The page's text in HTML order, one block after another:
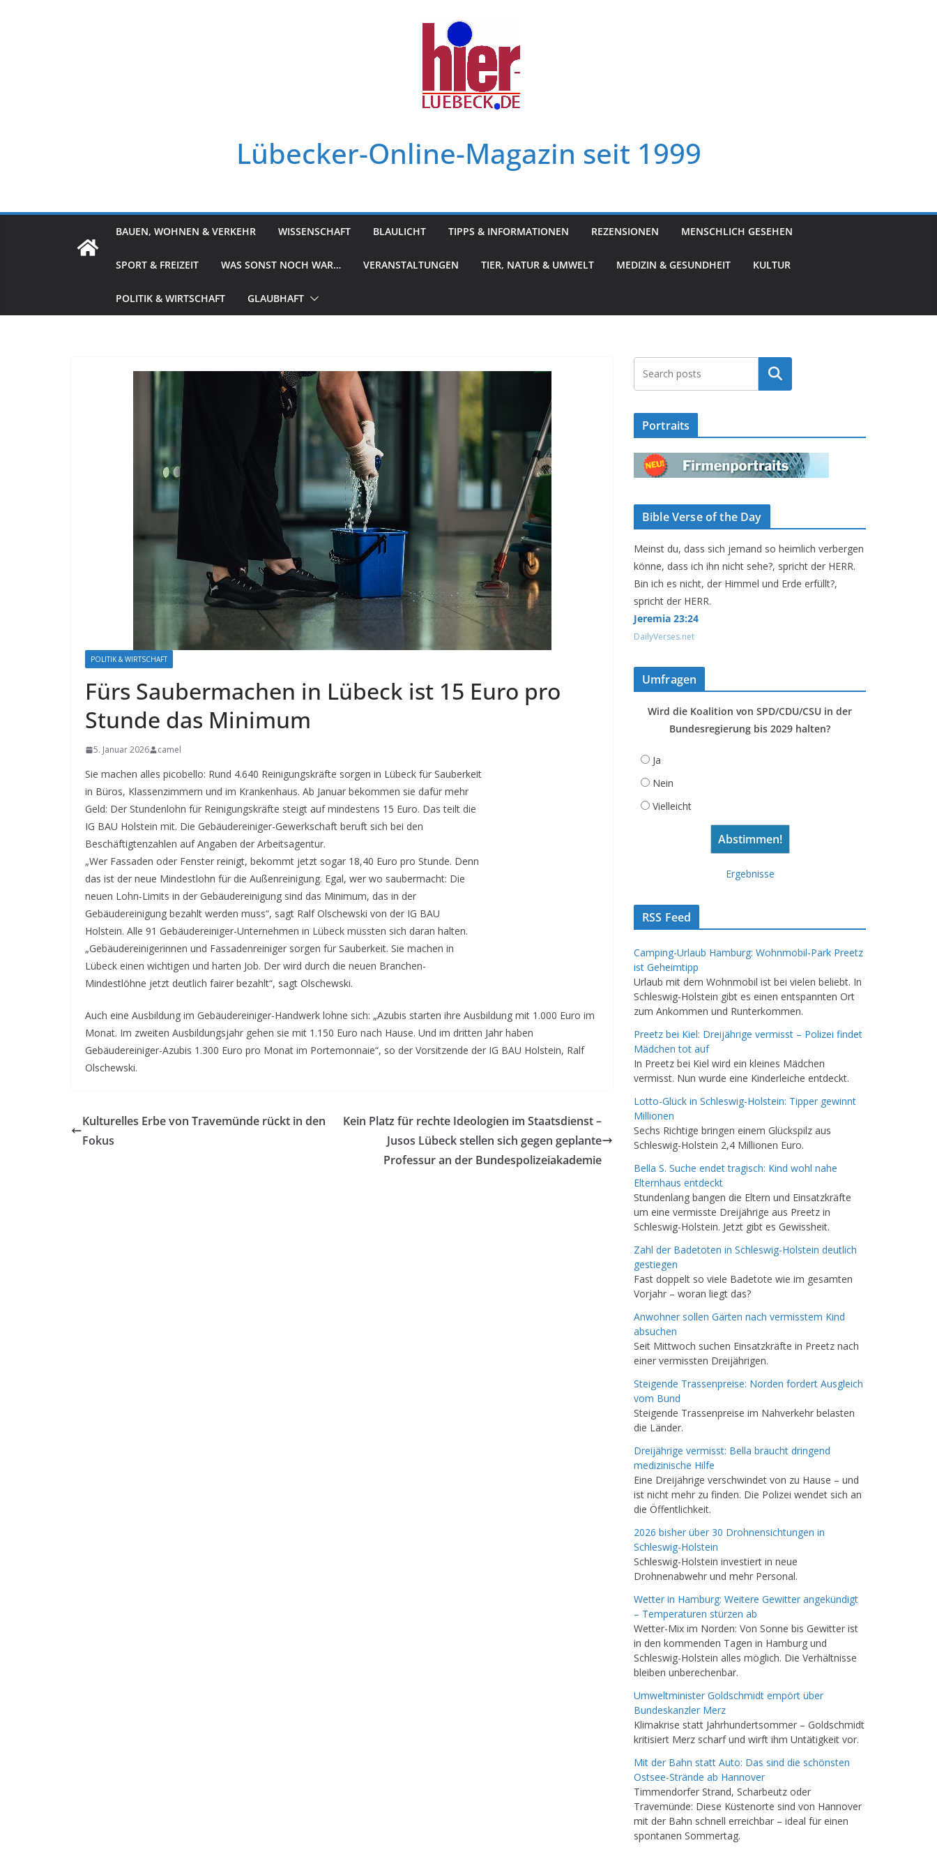
Lübecker-Online-Magazin seit 1999
BAUEN, WOHNEN & VERKEHR WISSENSCHAFT BLAULICHT TIPPS & INFORMATIONEN REZENSIONEN MENSCHLICH GESEHEN
SPORT & FREIZEIT WAS SONST NOCH WAR… VERANSTALTUNGEN TIER, NATUR & UMWELT MEDIZIN & GESUNDHEIT KULTUR
POLITIK & WIRTSCHAFT GLAUBHAFT
POLITIK & WIRTSCHAFT
Fürs Saubermachen in Lübeck ist 15 Euro pro
Stunde das Minimum
5. Januar 2026 camel
Sie machen alles picobello: Rund 4.640 Reinigungskräfte sorgen in Lübeck für Sauberkeit
in Büros, Klassenzimmern und im Krankenhaus. Ab Januar bekommen sie dafür mehr
Geld: Der Stundenlohn für Reinigungskräfte steigt auf mindestens 15 Euro. Das teilt die
IG BAU Holstein mit. Die Gebäudereiniger-Gewerkschaft beruft sich bei den
Beschäftigtenzahlen auf Angaben der Arbeitsagentur.
„Wer Fassaden oder Fenster reinigt, bekommt jetzt sogar 18,40 Euro pro Stunde. Denn
das ist der neue Mindestlohn für die Außenreinigung. Egal, wer wo saubermacht: Die
neuen Lohn-Limits in der Gebäudereinigung sind das Minimum, das in der
Gebäudereinigung bezahlt werden muss“, sagt Ralf Olschewski von der IG BAU
Holstein. Alle 91 Gebäudereiniger-Unternehmen in Lübeck müssten sich daran halten.
„Gebäudereinigerinnen und Fassadenreiniger sorgen für Sauberkeit. Sie machen in
Lübeck einen wichtigen und harten Job. Der wird durch die neuen Branchen-
Mindestlöhne jetzt deutlich fairer bezahlt“, sagt Olschewski.
Auch eine Ausbildung im Gebäudereiniger-Handwerk lohne sich: „Azubis starten ihre Ausbildung mit 1.000 Euro im
Monat. Im zweiten Ausbildungsjahr gehen sie mit 1.150 Euro nach Hause. Und im dritten Jahr haben
Gebäudereiniger-Azubis 1.300 Euro pro Monat im Portemonnaie“, so der Vorsitzende der IG BAU Holstein, Ralf
Olschewski.
Kulturelles Erbe von Travemünde rückt in den
Fokus
Kein Platz für rechte Ideologien im Staatsdienst –
Jusos Lübeck stellen sich gegen geplante
Professur an der Bundespolizeiakademie
Suchen
Portraits
Bible Verse of the Day
Meinst du, dass sich jemand so heimlich verbergen
könne, dass ich ihn nicht sehe?, spricht der HERR.
Bin ich es nicht, der Himmel und Erde erfüllt?,
spricht der HERR.
Jeremia 23:24
DailyVerses.net
Umfragen
Wird die Koalition von SPD/CDU/CSU in der
Bundesregierung bis 2029 halten?
Ja
Nein
Vielleicht
Ergebnisse
RSS Feed
Camping-Urlaub Hamburg: Wohnmobil-Park Preetz
ist Geheimtipp
Urlaub mit dem Wohnmobil ist bei vielen beliebt. In
Schleswig-Holstein gibt es einen entspannten Ort
zum Ankommen und Runterkommen.
Preetz bei Kiel: Dreijährige vermisst – Polizei findet
Mädchen tot auf
In Preetz bei Kiel wird ein kleines Mädchen
vermisst. Nun wurde eine Kinderleiche entdeckt.
Lotto-Glück in Schleswig-Holstein: Tipper gewinnt
Millionen
Sechs Richtige bringen einem Glückspilz aus
Schleswig-Holstein 2,4 Millionen Euro.
Bella S. Suche endet tragisch: Kind wohl nahe
Elternhaus entdeckt
Stundenlang bangen die Eltern und Einsatzkräfte
um eine vermisste Dreijährige aus Preetz in
Schleswig-Holstein. Jetzt gibt es Gewissheit.
Zahl der Badetoten in Schleswig-Holstein deutlich
gestiegen
Fast doppelt so viele Badetote wie im gesamten
Vorjahr – woran liegt das?
Anwohner sollen Gärten nach vermisstem Kind
absuchen
Seit Mittwoch suchen Einsatzkräfte in Preetz nach
einer vermissten Dreijährigen.
Steigende Trassenpreise: Norden fordert Ausgleich
vom Bund
Steigende Trassenpreise im Nahverkehr belasten
die Länder.
Dreijährige vermisst: Bella braucht dringend
medizinische Hilfe
Eine Dreijährige verschwindet von zu Hause – und
ist nicht mehr zu finden. Die Polizei wendet sich an
die Öffentlichkeit.
2026 bisher über 30 Drohnensichtungen in
Schleswig-Holstein
Schleswig-Holstein investiert in neue
Drohnenabwehr und mehr Personal.
Wetter in Hamburg: Weitere Gewitter angekündigt
– Temperaturen stürzen ab
Wetter-Mix im Norden: Von Sonne bis Gewitter ist
in den kommenden Tagen in Hamburg und
Schleswig-Holstein alles möglich. Die Verhältnisse
bleiben unberechenbar.
Umweltminister Goldschmidt empört über
Bundeskanzler Merz
Klimakrise statt Jahrhundertsommer – Goldschmidt
kritisiert Merz scharf und wirft ihm Untätigkeit vor.
Mit der Bahn statt Auto: Das sind die schönsten
Ostsee-Strände ab Hannover
Timmendorfer Strand, Scharbeutz oder
Travemünde: Diese Küstenorte sind von Hannover
mit der Bahn schnell erreichbar – ideal für einen
spontanen Sommertag.